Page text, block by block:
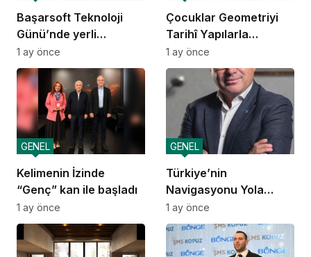
Başarsoft Teknoloji
Günü’nde yerli
navigasyon
1 ay önce
Çocuklar Geometriyi
Tarihî Yapılarla
Öğreniyor
1 ay önce
Kelimenin İzinde
“Genç” kan ile başladı
GENEL
1 ay önce
Türkiye’nin
Navigasyonu Yola
Çıkıyor
GENEL
1 ay önce